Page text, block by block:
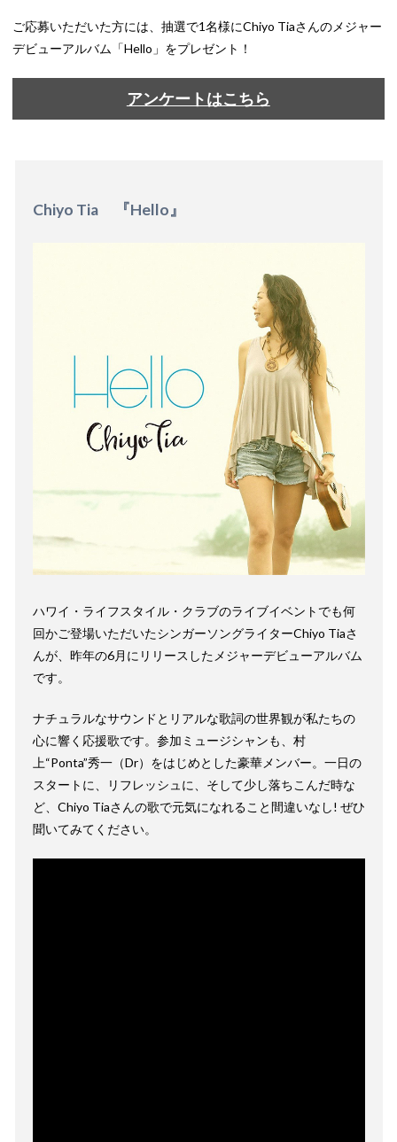
ご応募いただいた方には、抽選で1名様にChiyo Tiaさんのメジャー
デビューアルバム「Hello」をプレゼント！
アンケートはこちら
Chiyo Tia 『Hello』
ハワイ・ライフスタイル・クラブのライブイベントでも何
回かご登場いただいたシンガーソングライターChiyo Tiaさ
んが、昨年の6月にリリースしたメジャーデビューアルバム
です。
ナチュラルなサウンドとリアルな歌詞の世界観が私たちの
心に響く応援歌です。参加ミュージシャンも、村
上“Ponta”秀一（Dr）をはじめとした豪華メンバー。一日の
スタートに、リフレッシュに、そして少し落ちこんだ時な
ど、Chiyo Tiaさんの歌で元気になれること間違いなし! ぜひ
聞いてみてください。